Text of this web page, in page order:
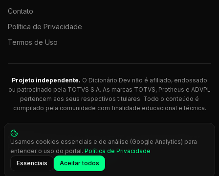
Contato
Política de Privacidade
Termos de Uso
Projeto independente. O Dicionário Dev não é afiliado, endossado
ou patrocinado pela TOTVS S.A. As marcas TOTVS, Protheus e ADVPL
pertencem aos seus respectivos titulares. Todo o conteúdo é
compilado pela comunidade com finalidade educacional e técnica.
© 2026 Dicionário Dev. Feito com 💚 para desenvolvedores
Protheus.
Press Ctrl+K
Usamos cookies essenciais e de análise (Google Analytics) para
entender o uso do portal. Política de Privacidade
Essenciais
Aceitar todos